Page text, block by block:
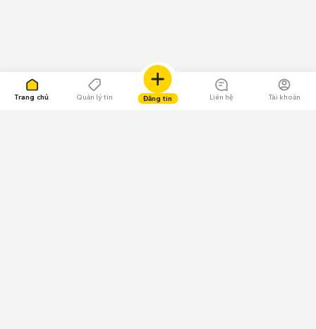
Trang chủ Quản lý tin Đăng tin Liên hệ Tài khoản